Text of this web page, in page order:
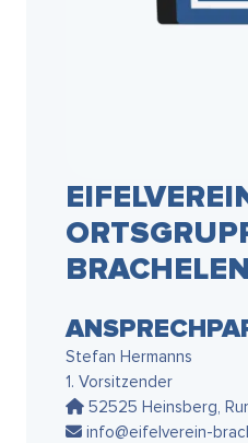
Stefan Hermanns
1. Vorsitzender
52525 Heinsberg,
info@eifelverein-